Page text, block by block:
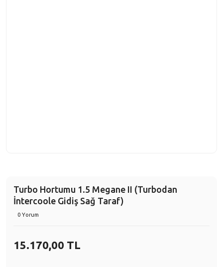
Turbo Hortumu 1.5 Megane II (Turbodan
İntercoole Gidiş Sağ Taraf)
0 Yorum
15.170,00 TL